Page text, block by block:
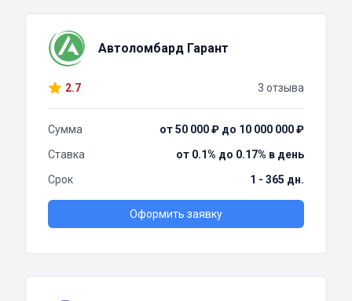
Автоломбард Гарант
2.7 3 отзыва
Сумма
от 50 000 ₽ до 10 000 000 ₽
Ставка
от 0.1% до 0.17% в день
Срок
1 - 365 дн.
Оформить заявку